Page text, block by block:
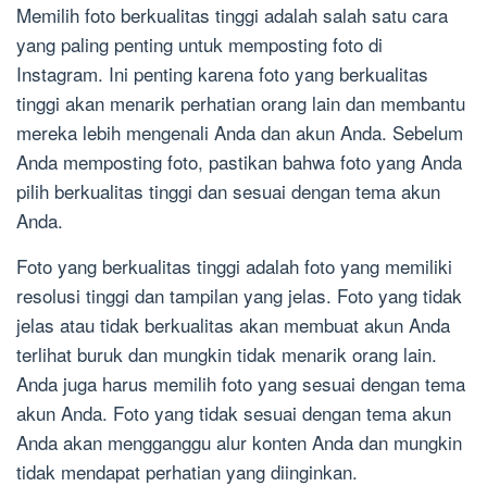
Memilih foto berkualitas tinggi adalah salah satu cara
yang paling penting untuk memposting foto di
Instagram. Ini penting karena foto yang berkualitas
tinggi akan menarik perhatian orang lain dan membantu
mereka lebih mengenali Anda dan akun Anda. Sebelum
Anda memposting foto, pastikan bahwa foto yang Anda
pilih berkualitas tinggi dan sesuai dengan tema akun
Anda.
Foto yang berkualitas tinggi adalah foto yang memiliki
resolusi tinggi dan tampilan yang jelas. Foto yang tidak
jelas atau tidak berkualitas akan membuat akun Anda
terlihat buruk dan mungkin tidak menarik orang lain.
Anda juga harus memilih foto yang sesuai dengan tema
akun Anda. Foto yang tidak sesuai dengan tema akun
Anda akan mengganggu alur konten Anda dan mungkin
tidak mendapat perhatian yang diinginkan.